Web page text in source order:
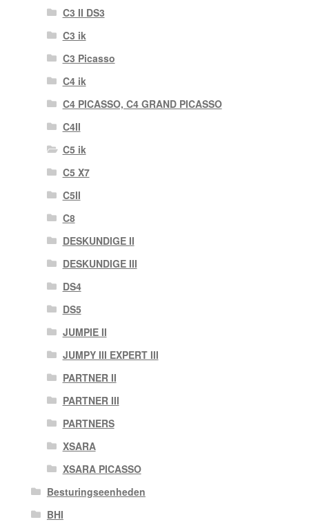
C3 II DS3
C3 ik
C3 Picasso
C4 ik
C4 PICASSO, C4 GRAND PICASSO
C4II
C5 ik
C5 X7
C5II
C8
DESKUNDIGE II
DESKUNDIGE III
DS4
DS5
JUMPIE II
JUMPY III EXPERT III
PARTNER II
PARTNER III
PARTNERS
XSARA
XSARA PICASSO
Besturingseenheden
BHI